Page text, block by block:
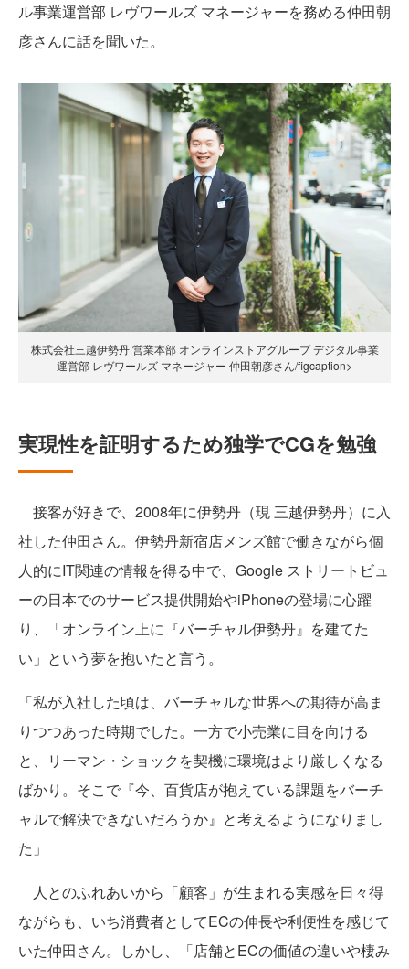
ル事業運営部 レヴワールズ マネージャーを務める仲田朝
彦さんに話を聞いた。
株式会社三越伊勢丹 営業本部 オンラインストアグループ デジタル事業
運営部 レヴワールズ マネージャー 仲田朝彦さん/figcaption>
実現性を証明するため独学でCGを勉強
接客が好きで、2008年に伊勢丹（現 三越伊勢丹）に入
社した仲田さん。伊勢丹新宿店メンズ館で働きながら個
人的にIT関連の情報を得る中で、Google ストリートビュ
ーの日本でのサービス提供開始やiPhoneの登場に心躍
り、「オンライン上に『バーチャル伊勢丹』を建てた
い」という夢を抱いたと言う。
「私が入社した頃は、バーチャルな世界への期待が高ま
りつつあった時期でした。一方で小売業に目を向ける
と、リーマン・ショックを契機に環境はより厳しくなる
ばかり。そこで『今、百貨店が抱えている課題をバーチ
ャルで解決できないだろうか』と考えるようになりまし
た」
人とのふれあいから「顧客」が生まれる実感を日々得
ながらも、いち消費者としてECの伸長や利便性を感じて
いた仲田さん。しかし、「店舗とECの価値の違いや棲み